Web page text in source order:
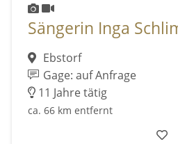
Sängerin Inga
Ebstorf
Gage: auf Anfrage
11 Jahre tätig
ca. 66 km entfernt